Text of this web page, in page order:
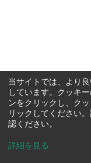
当サイトでは、より
しています。クッキ
ンをクリックし、ク
リックしてください
認ください。
詳細を見る ...